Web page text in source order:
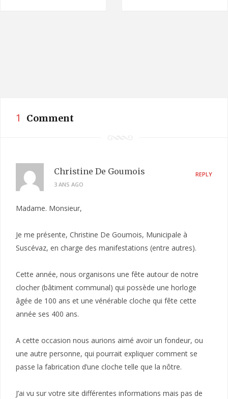
1 Comment
Christine De Goumois
3 ANS AGO
REPLY
Madame. Monsieur,
Je me présente, Christine De Goumois, Municipale à
Suscévaz, en charge des manifestations (entre autres).
Cette année, nous organisons une fête autour de notre
clocher (bâtiment communal) qui possède une horloge
âgée de 100 ans et une vénérable cloche qui fête cette
année ses 400 ans.
A cette occasion nous aurions aimé avoir un fondeur, ou
une autre personne, qui pourrait expliquer comment se
passe la fabrication d’une cloche telle que la nôtre.
J’ai vu sur votre site différentes informations mais pas de